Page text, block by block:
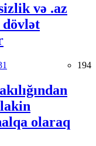
və .az
dövlət
194
olaraq